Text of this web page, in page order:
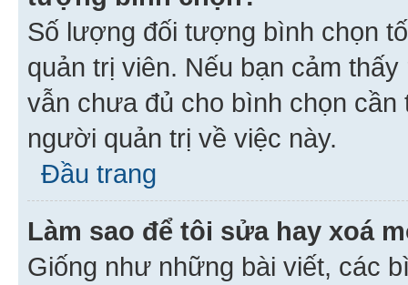
Số lượng đối tượng bình chọn
quản trị viên. Nếu bạn cảm
vẫn chưa đủ cho bình chọn
người quản trị về việc này.
Đầu trang
Làm sao để tôi sửa hay xoá
Giống như những bài viết, các